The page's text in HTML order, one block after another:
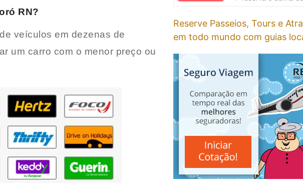
RN?
veículos em dezenas de
um carro com o menor preço ou
Reserve Passeios, Tours e
em todo mundo com guias